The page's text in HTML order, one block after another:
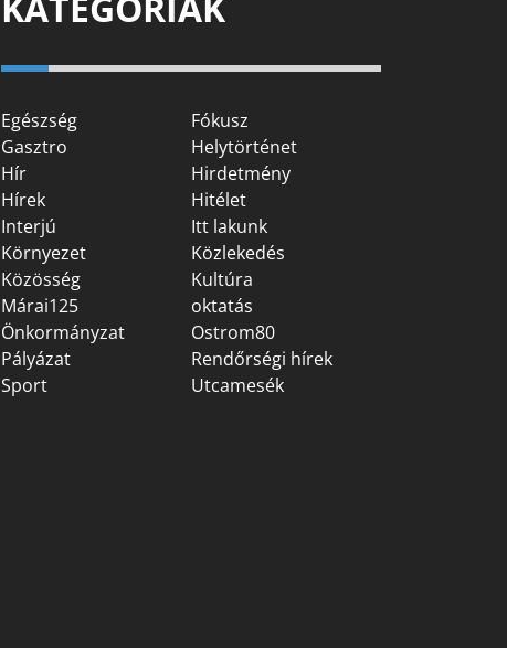
Egészség
Fókusz
Gasztro
Helytörténet
Hír
Hirdetmény
Hírek
Hitélet
Interjú
Itt lakunk
Környezet
Közlekedés
Közösség
Kultúra
Márai125
oktatás
Önkormányzat
Ostrom80
Pályázat
Rendőrségi hírek
Sport
Utcamesék